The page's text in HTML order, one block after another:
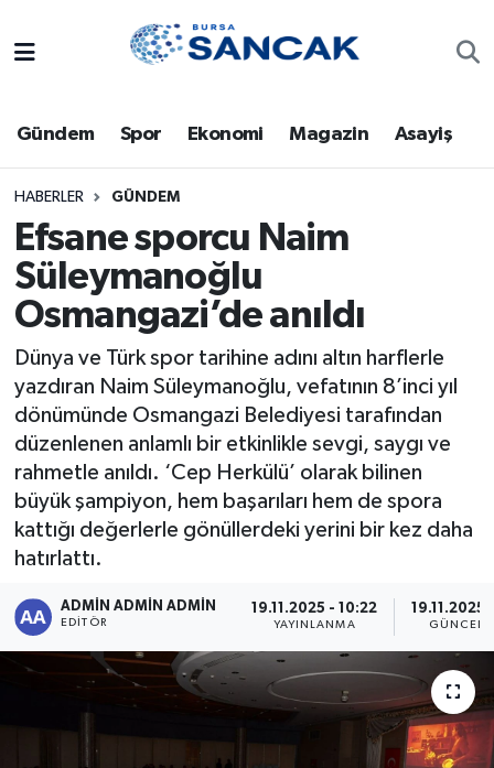
Gündem Spor Ekonomi Magazin Asayiş
HABERLER GÜNDEM
Efsane sporcu Naim
Süleymanoğlu
Osmangazi’de anıldı
Dünya ve Türk spor tarihine adını altın harflerle
yazdıran Naim Süleymanoğlu, vefatının 8’inci yıl
dönümünde Osmangazi Belediyesi tarafından
düzenlenen anlamlı bir etkinlikle sevgi, saygı ve
rahmetle anıldı. ‘Cep Herkülü’ olarak bilinen
büyük şampiyon, hem başarıları hem de spora
kattığı değerlerle gönüllerdeki yerini bir kez daha
hatırlattı.
ADMİN ADMİN ADMİN
EDITÖR
19.11.2025 - 10:22
YAYINLANMA
19.11.2025
Bursa
Dünya
Eğitim
Ekonomi
Genel
Gündem
Magazin
Sağlık
Trafik Durumu
Süper Lig Puan Durumu ve Fikstür
Tüm Manşetler
Son Dakika Haberleri
Haber Arşivi